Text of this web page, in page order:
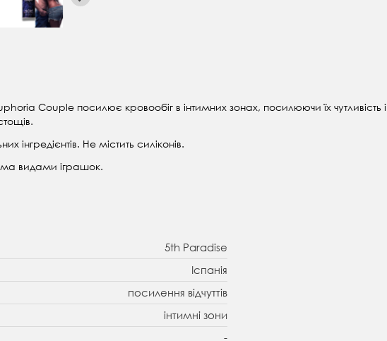
Couple посилює кровообіг в інтимних зонах, посилюючи їх чутливість
Не містить силіконів.
видами іграшок.
5th Paradise
Іспанія
посилення відчуттів
інтимні зони
-